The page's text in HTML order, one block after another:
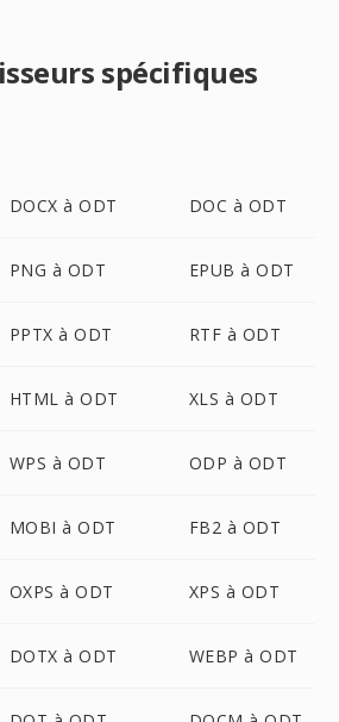
spécifiques
DOCX à ODT DOC à ODT
PNG à ODT EPUB à ODT
PPTX à ODT RTF à ODT
HTML à ODT XLS à ODT
WPS à ODT ODP à ODT
MOBI à ODT FB2 à ODT
OXPS à ODT XPS à ODT
DOTX à ODT WEBP à ODT